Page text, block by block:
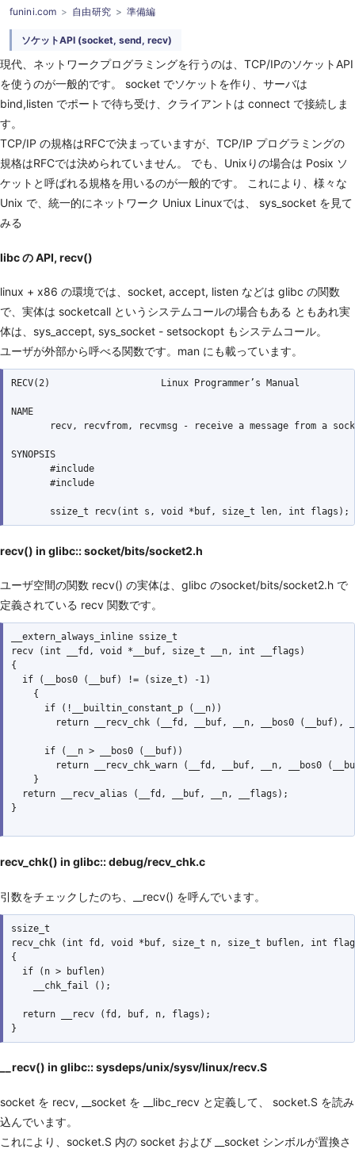
funini.com 自由研究 準備編
ソケットAPI (socket, send, recv)
現代、ネットワークプログラミングを行うのは、TCP/IPのソケットAPI
を使うのが一般的です。 socket でソケットを作り、サーバは
bind,listen でポートで待ち受け、クライアントは connect で接続しま
す。
TCP/IP の規格はRFCで決まっていますが、TCP/IP プログラミングの
規格はRFCでは決められていません。 でも、Unixりの場合は Posix ソ
ケットと呼ばれる規格を用いるのが一般的です。 これにより、様々な
Unix で、統一的にネットワーク Uniux Linuxでは、 sys_socket を見て
みる
libc の API, recv()
linux + x86 の環境では、socket, accept, listen などは glibc の関数
で、実体は socketcall というシステムコールの場合もある ともあれ実
体は、sys_accept, sys_socket - setsockopt もシステムコール。
ユーザが外部から呼べる関数です。man にも載っています。
RECV(2)                    Linux Programmer’s Manual
NAME
recv, recvfrom, recvmsg - receive a message from a
SYNOPSIS
       #include
       #include
recv() in glibc:: socket/bits/socket2.h
ユーザ空間の関数 recv() の実体は、glibc のsocket/bits/socket2.h で
定義されている recv 関数です。
__extern_always_inline ssize_t
recv (int __fd, void *__buf, size_t __n, int __flags)
{
  if (__bos0 (__buf) != (size_t) -1)
    {
      if (!__builtin_constant_p (__n))
return __recv_chk (__fd, __buf, __n, __bos0 (__buf),
      if (__n > __bos0 (__buf))
return __recv_chk_warn (__fd, __buf, __n, __bos0
    }
  return __recv_alias (__fd, __buf, __n, __flags);
}
recv_chk() in glibc:: debug/recv_chk.c
引数をチェックしたのち、__recv() を呼んでいます。
ssize_t
recv_chk (int fd, void *buf, size_t n, size_t buflen, int
{
  if (n > buflen)
    __chk_fail ();
  return __recv (fd, buf, n, flags);
__recv() in glibc:: sysdeps/unix/sysv/linux/recv.S
socket を recv, __socket を __libc_recv と定義して、 socket.S を読み
込んでいます。
これにより、socket.S 内の socket および __socket シンボルが置換さ